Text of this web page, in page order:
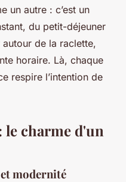
un autre : c’est un
du petit-déjeuner
de la raclette,
horaire. Là, chaque
respire l’intention de
le charme d'un
modernité